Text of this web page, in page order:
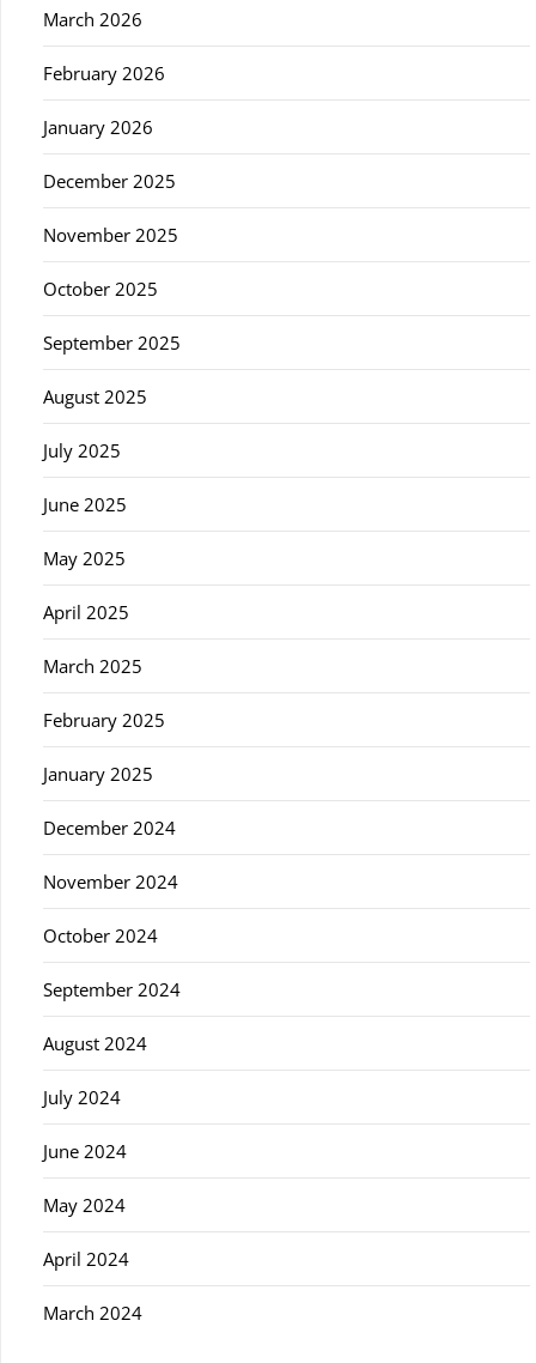
March 2026
February 2026
January 2026
December 2025
November 2025
October 2025
September 2025
August 2025
July 2025
June 2025
May 2025
April 2025
March 2025
February 2025
January 2025
December 2024
November 2024
October 2024
September 2024
August 2024
July 2024
June 2024
May 2024
April 2024
March 2024